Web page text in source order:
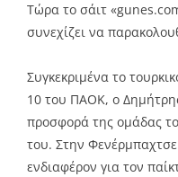
Τώρα το σάιτ
συνεχίζει να
Συγκεκριμένα το
10 του ΠΑΟΚ, ο
προσφορά της ομάδας
του. Στην
ενδιαφέρον για τον